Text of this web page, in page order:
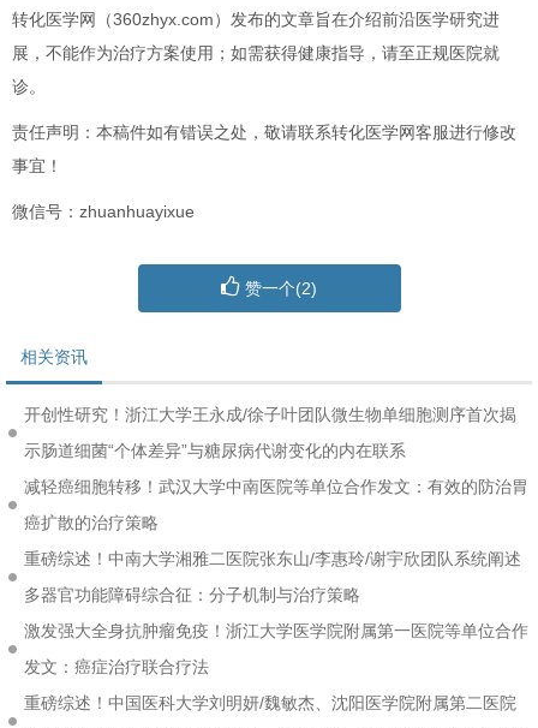
转化医学网（360zhyx.com）发布的文章旨在介绍前沿医学研究进
展，不能作为治疗方案使用；如需获得健康指导，请至正规医院就
诊。
责任声明：本稿件如有错误之处，敬请联系转化医学网客服进行修改
事宜！
微信号：zhuanhuayixue
赞一个(2)
相关资讯
开创性研究！浙江大学王永成/徐子叶团队微生物单细胞测序首次揭
示肠道细菌“个体差异”与糖尿病代谢变化的内在联系
减轻癌细胞转移！武汉大学中南医院等单位合作发文：有效的防治胃
癌扩散的治疗策略
重磅综述！中南大学湘雅二医院张东山/李惠玲/谢宇欣团队系统阐述
多器官功能障碍综合征：分子机制与治疗策略
激发强大全身抗肿瘤免疫！浙江大学医学院附属第一医院等单位合作
发文：癌症治疗联合疗法
重磅综述！中国医科大学刘明妍/魏敏杰、沈阳医学院附属第二医院